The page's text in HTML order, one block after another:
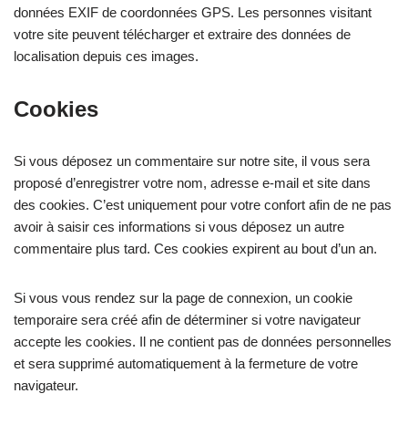
données EXIF de coordonnées GPS. Les personnes visitant
votre site peuvent télécharger et extraire des données de
localisation depuis ces images.
Cookies
Si vous déposez un commentaire sur notre site, il vous sera
proposé d’enregistrer votre nom, adresse e-mail et site dans
des cookies. C’est uniquement pour votre confort afin de ne pas
avoir à saisir ces informations si vous déposez un autre
commentaire plus tard. Ces cookies expirent au bout d’un an.
Si vous vous rendez sur la page de connexion, un cookie
temporaire sera créé afin de déterminer si votre navigateur
accepte les cookies. Il ne contient pas de données personnelles
et sera supprimé automatiquement à la fermeture de votre
navigateur.